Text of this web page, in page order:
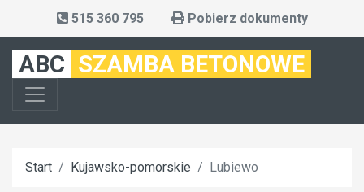
515 360 795 Pobierz dokumenty
ABC SZAMBA BETONOWE
Start Kujawsko-pomorskie Lubiewo